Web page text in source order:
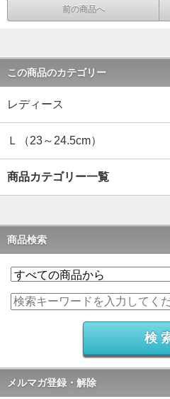
前の商品へ
この商品のカテゴリー
レディース
Ｌ（23～24.5cm）
商品カテゴリー一覧
商品検索
メルマガ登録・解除